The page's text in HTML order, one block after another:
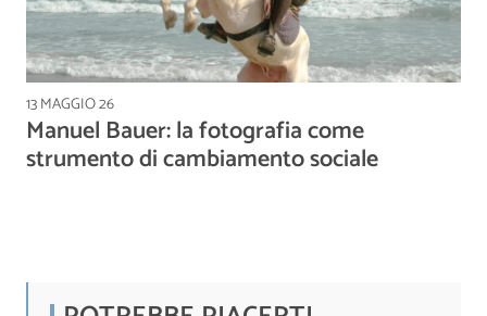
13 MAGGIO 26
Manuel Bauer: la fotografia come
strumento di cambiamento sociale